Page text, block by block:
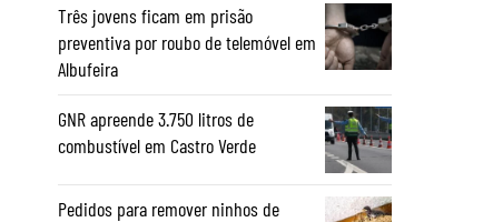
Três jovens ficam em prisão
preventiva por roubo de telemóvel em
Albufeira
GNR apreende 3.750 litros de
combustível em Castro Verde
Pedidos para remover ninhos de